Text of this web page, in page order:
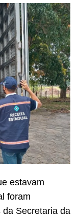
estavam
foram
Secretaria da